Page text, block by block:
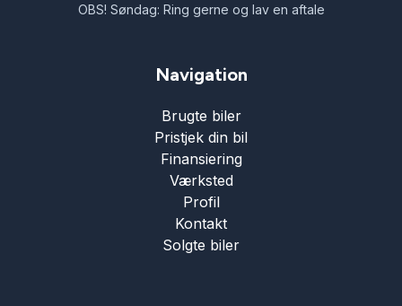
OBS! Søndag: Ring gerne og lav en aftale
Navigation
Brugte biler
Pristjek din bil
Finansiering
Værksted
Profil
Kontakt
Solgte biler